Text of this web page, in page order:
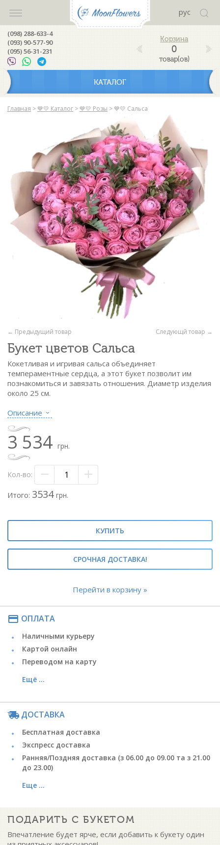
рус
(098) 288-633-4
(093) 90-577-90
(095) 56-31-231
0
товар(ов)
КАТАЛОГ
Главная > 💙💛 Каталог > 💙💛 Розы > 💙💛 Сальса
Следующй товар →
← Предыдущий товар
Букет цветов Сальса
Кокетливая и игривая сальса объединяет
темпераментные сердца, а этот букет позволит им
познакомиться и завязать отношения. Диаметр изделия
около 25 см.
Состав:
- фисташка - 1/3 пач.
- флористическая бумага
- лента атласная
Метки: #букет кустовых роз#пионовидная
роза#пионовидные розы#спрей роза#спрей розы#
Описание
3 534 грн.
Кол-во:
Итого: 3534 грн.
КУПИТЬ
СРОЧНАЯ ДОСТАВКА!
Перейти в корзину »
payment ОПЛАТА
Наличными курьеру
Картой онлайн
Переводом на карту
Ещё ...
ДОСТАВКА
Бесплатная доставка
Экспресс доставка
Ранняя/Поздняя доставка (з 06.00 до 09.00 та з 21.00
до 23.00)
Еще ...
ПОДАРИТЬ С БУКЕТОМ
Впечатление будет ярче, если добавить к букету один